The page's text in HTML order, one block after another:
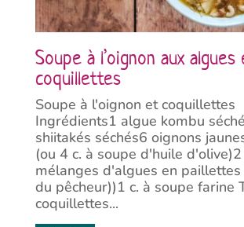
Soupe à l’oignon aux
coquillettes
Soupe à l'oignon et coquillettes
Ingrédients1 algue kombu
shiitakés séchés6 oignons
(ou 4 c. à soupe d'huile
mélanges d'algues en paillettes
du pêcheur))1 c. à soupe farine
coquillettes...